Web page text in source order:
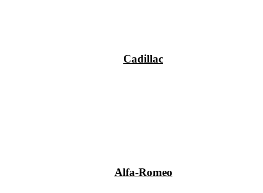
Cadillac
Alfa-Romeo